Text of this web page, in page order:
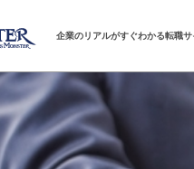
企業のリアルがすぐわかる転職